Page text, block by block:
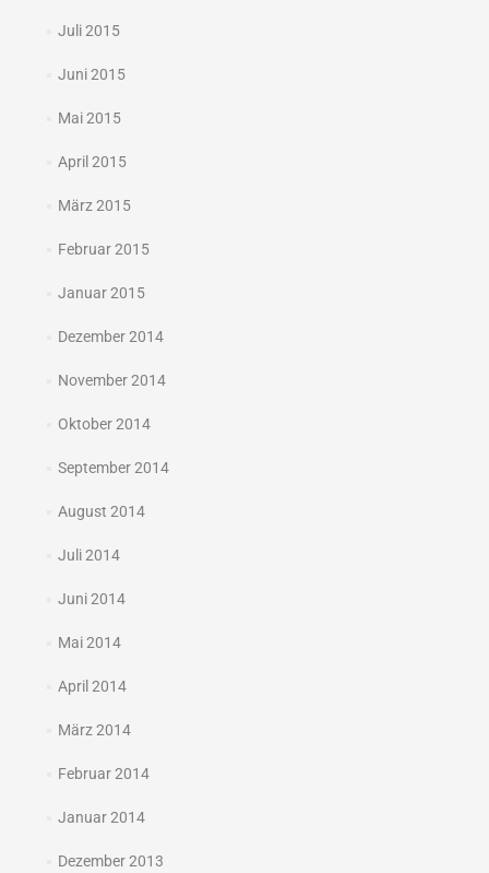
Juli 2015
Juni 2015
Mai 2015
April 2015
März 2015
Februar 2015
Januar 2015
Dezember 2014
November 2014
Oktober 2014
September 2014
August 2014
Juli 2014
Juni 2014
Mai 2014
April 2014
März 2014
Februar 2014
Januar 2014
Dezember 2013